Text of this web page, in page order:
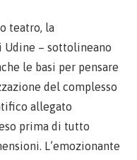
teatro, la
Udine – sottolineano
le basi per pensare
del complesso
allegato
prima di tutto
L’emozionante